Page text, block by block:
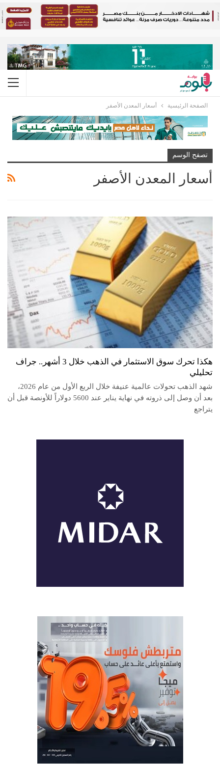
الصفحة الرئيسية أسعار المعدن الأصفر
تصفح الوسم
أسعار المعدن الأصفر
هكذا تحرك سوق الاستثمار في الذهب خلال 3 أشهر.. جراف
تحليلي
شهد الذهب تحولات عالمية عنيفة خلال الربع الأول من عام 2026،
بعد أن وصل إلى ذروته في نهاية يناير عند 5600 دولاراً للأونصة قبل أن
يتراجع